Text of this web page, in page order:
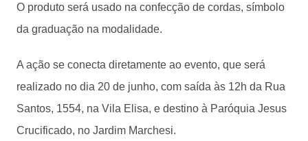
O produto será usado na confecção de cordas, símbolo
da graduação na modalidade.
A ação se conecta diretamente ao evento, que será
realizado no dia 20 de junho, com saída às 12h da Rua
Santos, 1554, na Vila Elisa, e destino à Paróquia Jesus
Crucificado, no Jardim Marchesi.